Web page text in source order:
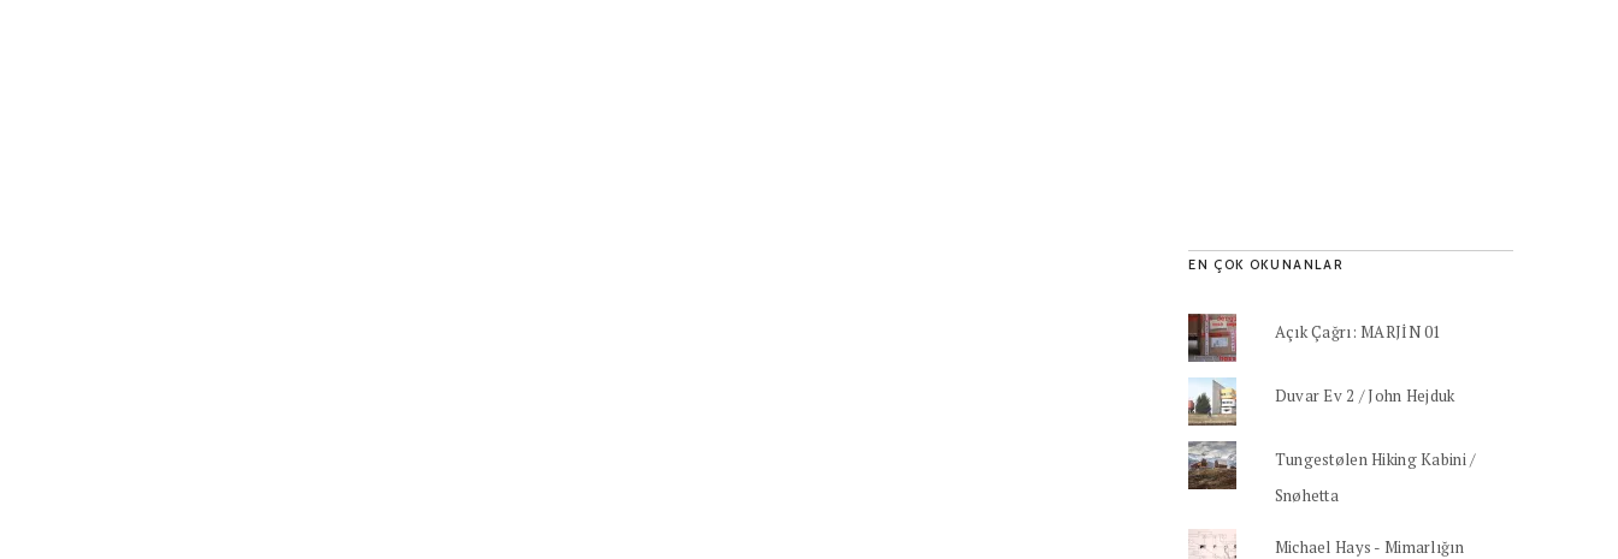
EN ÇOK OKUNANLAR
Açık Çağrı: MARJİN 01
Duvar Ev 2 / John Hejduk
Tungestølen Hiking Kabini /
Snøhetta
Michael Hays - Mimarlığın